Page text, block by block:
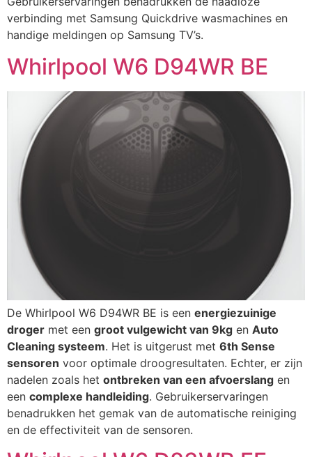
verbinding met Samsung Quickdrive wasmachines en
handige meldingen op Samsung TV’s.
Whirlpool W6 D94WR BE
De Whirlpool W6 D94WR BE is een energiezuinige
droger met een groot vulgewicht van 9kg en Auto
Cleaning systeem. Het is uitgerust met 6th Sense
sensoren voor optimale droogresultaten. Echter, er zijn
nadelen zoals het ontbreken van een afvoerslang en
een complexe handleiding. Gebruikerservaringen
benadrukken het gemak van de automatische reiniging
en de effectiviteit van de sensoren.